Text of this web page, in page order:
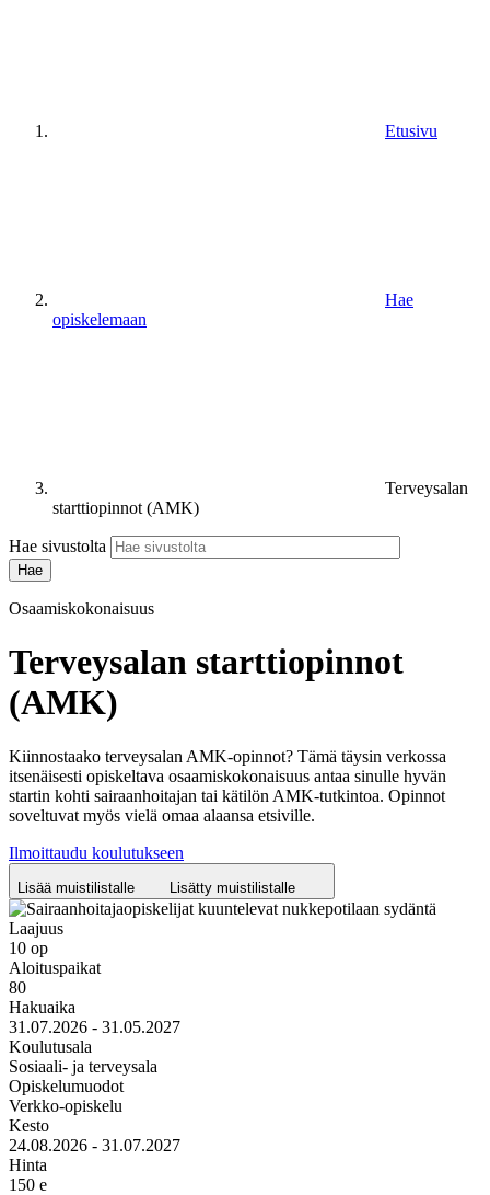
Etusivu
Hae
opiskelemaan
Terveysalan
starttiopinnot (AMK)
Hae sivustolta
Osaamiskokonaisuus
Terveysalan starttiopinnot
(AMK)
Kiinnostaako terveysalan AMK-opinnot? Tämä täysin verkossa
itsenäisesti opiskeltava osaamiskokonaisuus antaa sinulle hyvän
startin kohti sairaanhoitajan tai kätilön AMK-tutkintoa. Opinnot
soveltuvat myös vielä omaa alaansa etsiville.
Ilmoittaudu koulutukseen
Lisää muistilistalle Lisätty muistilistalle
Laajuus
10 op
Aloituspaikat
80
Hakuaika
31.07.2026 - 31.05.2027
Koulutusala
Sosiaali- ja terveysala
Opiskelumuodot
Verkko-opiskelu
Kesto
24.08.2026 - 31.07.2027
Hinta
150 e